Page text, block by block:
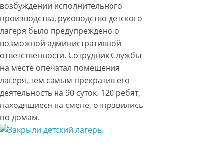
возбуждении исполнительного
производства, руководство детского
лагеря было предупреждено о
возможной административной
ответственности. Сотрудник Службы
на месте опечатал помещения
лагеря, тем самым прекратив его
деятельность на 90 суток. 120 ребят,
находящиеся на смене, отправились
по домам.